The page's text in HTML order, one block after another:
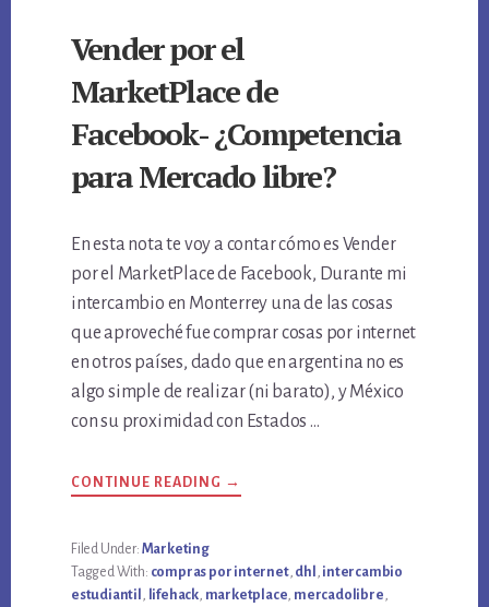
Vender por el
MarketPlace de
Facebook- ¿Competencia
para Mercado libre?
En esta nota te voy a contar cómo es Vender
por el MarketPlace de Facebook, Durante mi
intercambio en Monterrey una de las cosas
que aproveché fue comprar cosas por internet
en otros países, dado que en argentina no es
algo simple de realizar (ni barato), y México
con su proximidad con Estados …
CONTINUE READING ABOUT
VENDER
FACEBOOK-
¿COMPETENCIA
PARA
→
Filed Under: Marketing
Tagged With: compras por internet, dhl , intercambio
estudiantil , lifehack, marketplace, mercadolibre,